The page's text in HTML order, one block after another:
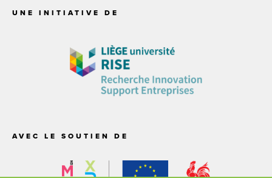
UNE INITIATIVE DE
AVEC LE SOUTIEN DE